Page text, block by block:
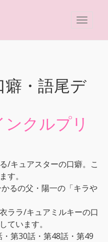
・語尾デ
クルプリ
/キュアスターの口癖。こ
す。
るの父・陽一の「キラや
ララ/キュアミルキーの口
ています。
第30話・第48話・第49